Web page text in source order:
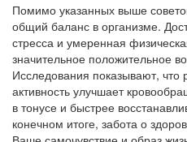
Помимо указанных выше
общий баланс в организме.
стресса и умеренная
значительное положительное
Исследования показывают, что
активность улучшает
в тонусе и быстрее
конечном итоге, забота о